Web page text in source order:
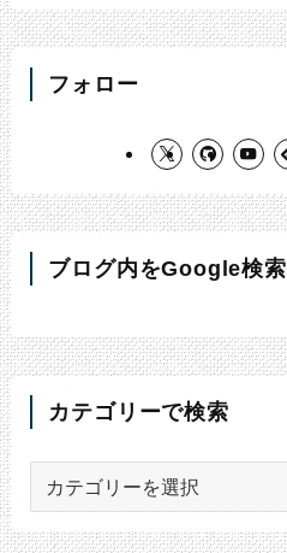
フォロー
ブログ内をGoogle検索
カテゴリーで検索
ゴ